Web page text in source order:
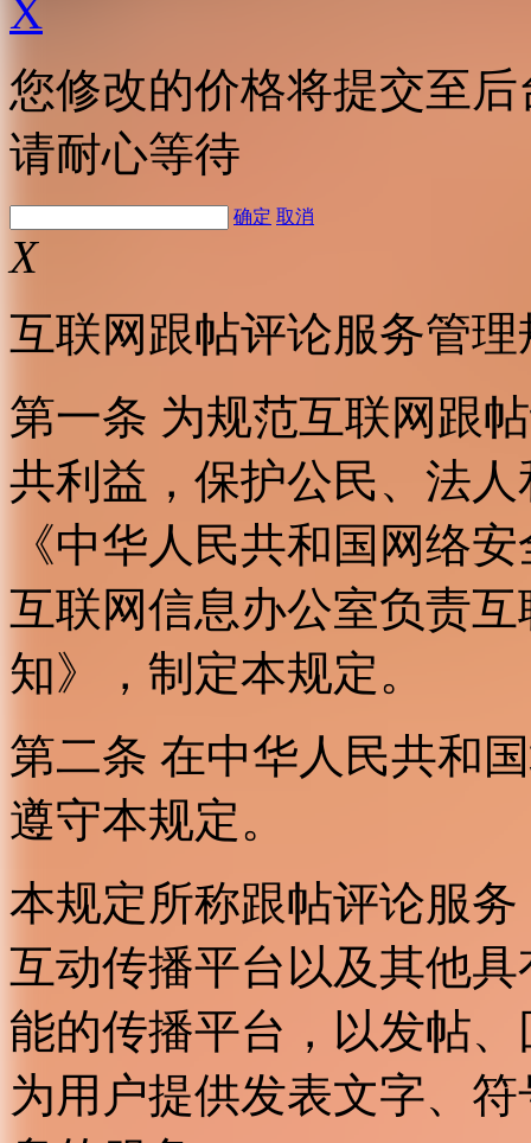
X
您修改的价格将提交至
请耐心等待
确定 取消
X
互联网跟帖评论服务管理
第一条 为规范互联网跟
共利益，保护公民、法
《中华人民共和国网络
互联网信息办公室负责
知》，制定本规定。
第二条 在中华人民共和
遵守本规定。
本规定所称跟帖评论服
互动传播平台以及其他
能的传播平台，以发帖
为用户提供发表文字、